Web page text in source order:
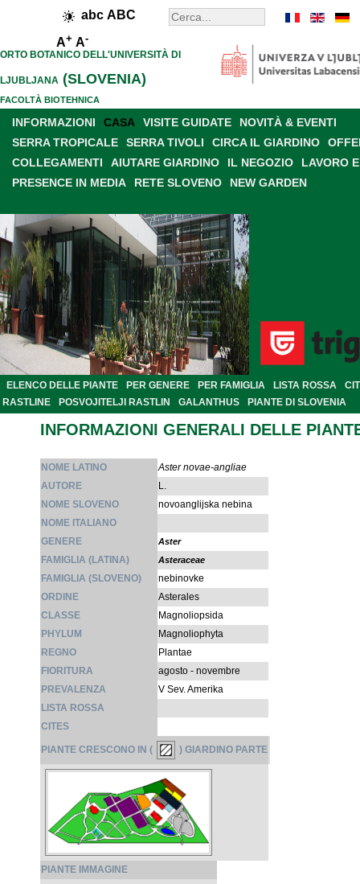
abc ABC
A+ A-
ORTO BOTANICO DELL'UNIVERSITÀ DI
LJUBLJANA (SLOVENIA)
FACOLTÀ BIOTEHNICA
INFORMAZIONI CASA VISITE GUIDATE
NOVITÀ & EVENTI
SERRA TROPICALE
SERRA TIVOLI CIRCA IL GIARDINO
COLLEGAMENTI
AIUTARE GIARDINO IL NEGOZIO
LAVORO
PRESENCE IN MEDIA
RETE SLOVENO NEW GARDEN
ELENCO DELLE PIANTE PER GENERE PER FAMIGLIA LISTA ROSSA
RASTLINE
POSVOJITELJI RASTLIN GALANTHUS PIANTE DI SLOVENIA
INFORMAZIONI GENERALI DELLE
NOME LATINO
Aster novae-angliae
AUTORE
L.
NOME SLOVENO
novoanglijska nebina
NOME ITALIANO
GENERE
Aster
FAMIGLIA (LATINA) Asteraceae
FAMIGLIA (SLOVENO)
nebinovke
ORDINE
Asterales
CLASSE
Magnoliopsida
PHYLUM
Magnoliophyta
REGNO
Plantae
FIORITURA
agosto - novembre
PREVALENZA
V Sev. Amerika
LISTA ROSSA
CITES
PIANTE CRESCONO IN ( ) GIARDINO PARTE
PIANTE IMMAGINE